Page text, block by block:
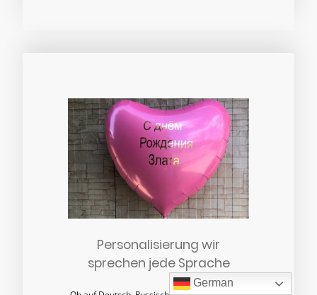
Personalisierung wir
sprechen jede Sprache
German